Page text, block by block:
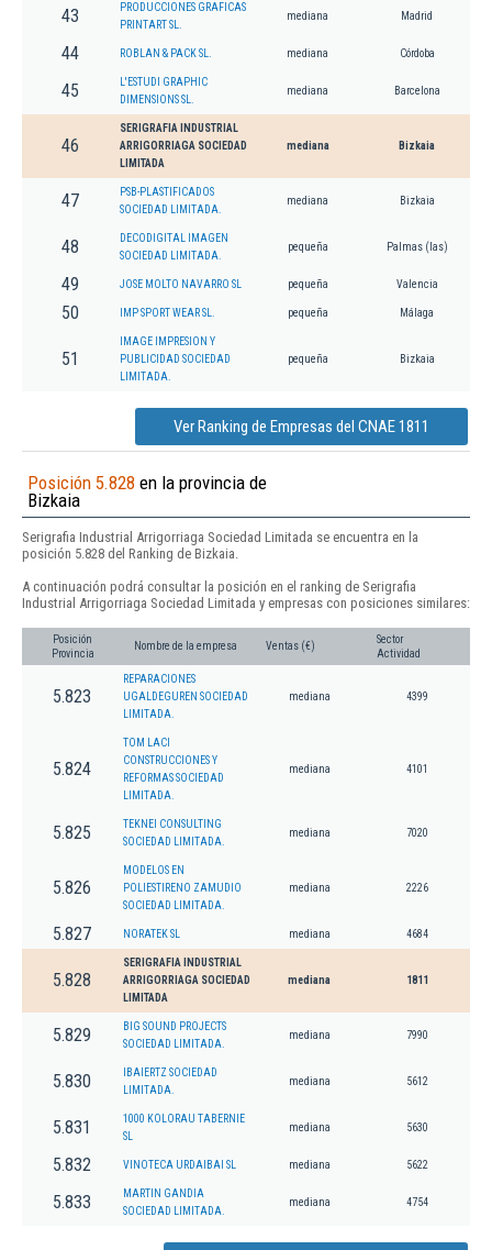
43
PRODUCCIONES GRAFICAS
PRINTART SL.
mediana Madrid
44 ROBLAN & PACK SL. mediana Córdoba
45
L'ESTUDI GRAPHIC
DIMENSIONS SL.
mediana Barcelona
46
SERIGRAFIA INDUSTRIAL
ARRIGORRIAGA SOCIEDAD
LIMITADA
mediana Bizkaia
47
PSB-PLASTIFICADOS
SOCIEDAD LIMITADA.
mediana Bizkaia
48
DECODIGITAL IMAGEN
SOCIEDAD LIMITADA.
pequeña Palmas (las)
49 JOSE MOLTO NAVARRO SL pequeña Valencia
50 IMP SPORT WEAR SL. pequeña Málaga
51
IMAGE IMPRESION Y
PUBLICIDAD SOCIEDAD
LIMITADA.
pequeña Bizkaia
Ver Ranking de Empresas del CNAE 1811
Posición 5.828 en la provincia de
Bizkaia
Serigrafia Industrial Arrigorriaga Sociedad Limitada se encuentra en la
posición 5.828 del Ranking de Bizkaia.
A continuación podrá consultar la posición en el ranking de Serigrafia
Industrial Arrigorriaga Sociedad Limitada y empresas con posiciones similares:
Posición
Provincia
Nombre de la empresa Ventas (€)
Sector
Actividad
5.823
REPARACIONES
UGALDEGUREN SOCIEDAD
LIMITADA.
mediana 4399
5.824
TOM LACI
CONSTRUCCIONES Y
REFORMAS SOCIEDAD
LIMITADA.
mediana 4101
5.825
TEKNEI CONSULTING
SOCIEDAD LIMITADA.
mediana 7020
5.826
MODELOS EN
POLIESTIRENO ZAMUDIO
SOCIEDAD LIMITADA.
mediana 2226
5.827 NORATEK SL mediana 4684
5.828
SERIGRAFIA INDUSTRIAL
ARRIGORRIAGA SOCIEDAD
LIMITADA
mediana 1811
5.829
BIG SOUND PROJECTS
SOCIEDAD LIMITADA.
mediana 7990
5.830
IBAIERTZ SOCIEDAD
LIMITADA.
mediana 5612
5.831
1000 KOLORAU TABERNIE
SL
mediana 5630
5.832 VINOTECA URDAIBAI SL mediana 5622
5.833
MARTIN GANDIA
SOCIEDAD LIMITADA.
mediana 4754